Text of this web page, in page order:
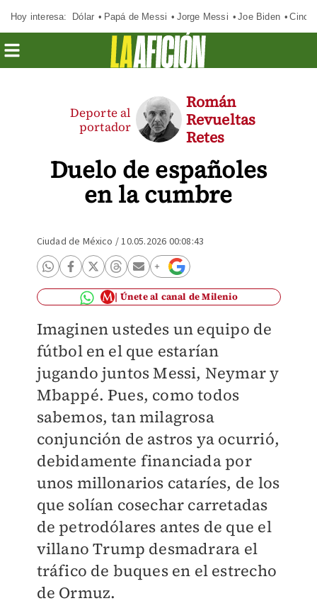
Hoy interesa: Dólar Papá de Messi Jorge Messi Joe Biden
Duelo de españoles
en la cumbre
Deporte al
portador
Román
Revueltas
Retes
Ciudad de México /10.05.2026 00:08:43
Únete al canal de Milenio
Imaginen ustedes un equipo de
fútbol en el que estarían
jugando juntos Messi, Neymar y
Mbappé. Pues, como todos
sabemos, tan milagrosa
conjunción de astros ya ocurrió,
debidamente financiada por
unos millonarios cataríes, de los
que solían cosechar carretadas
de petrodólares antes de que el
villano Trump desmadrara el
tráfico de buques en el estrecho
de Ormuz.